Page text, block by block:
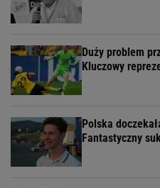
Duży problem
Kluczowy
Polska
Fantastyczny